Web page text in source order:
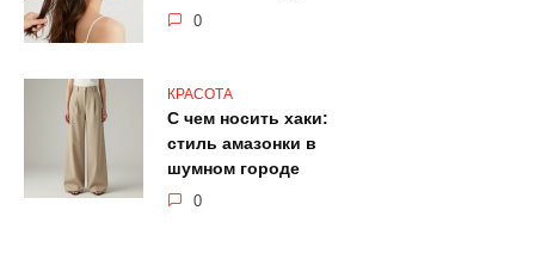
0
КРАСОТА
С чем носить хаки:
стиль амазонки в
шумном городе
0